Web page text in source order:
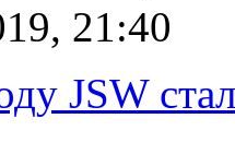
21:40
JSW